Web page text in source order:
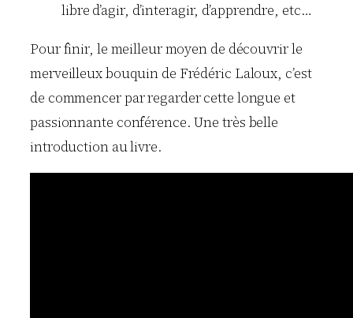
libre d’agir, d’interagir, d’apprendre, etc…
Pour finir, le meilleur moyen de découvrir le
merveilleux bouquin de Frédéric Laloux, c’est
de commencer par regarder cette longue et
passionnante conférence. Une très belle
introduction au livre.